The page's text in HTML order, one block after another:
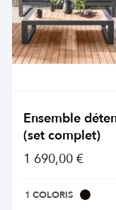
Ensemble
(set complet)
1 690,00 €
1 COLORIS